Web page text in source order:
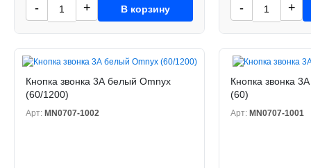
- + В корзину - +
Кнопка звонка 3А белый Omnyx
(60/1200)
Арт: MN0707-1002
Кнопка звонка
(60)
Арт: MN0707-1001